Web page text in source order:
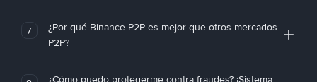
7
¿Por qué Binance P2P es mejor que otros mercados
P2P?
¿Cómo puedo protegerme contra fraudes? ¡Sistema